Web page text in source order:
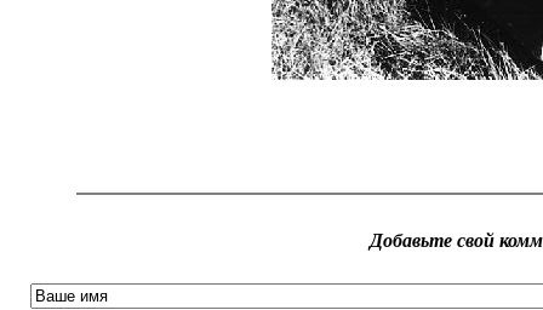
Добавьте свой